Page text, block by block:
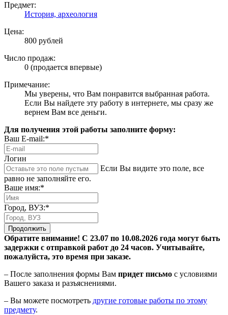
Предмет:
История, археология
Цена:
800 рублей
Число продаж:
0 (продается впервые)
Примечание:
Мы уверены, что Вам понравится выбранная работа.
Если Вы найдете эту работу в интернете, мы сразу же
вернем Вам все деньги.
Для получения этой работы заполните форму:
Ваш E-mail:*
Логин
Если Вы видите это поле, все
равно не заполняйте его.
Ваше имя:*
Город, ВУЗ:*
Продолжить
Обратите внимание! С 23.07 по 10.08.2026 года могут быть
задержки с отправкой работ до 24 часов. Учитывайте,
пожалуйста, это время при заказе.
– После заполнения формы Вам придет письмо с условиями
Вашего заказа и разъяснениями.
– Вы можете посмотреть другие готовые работы по этому
предмету.